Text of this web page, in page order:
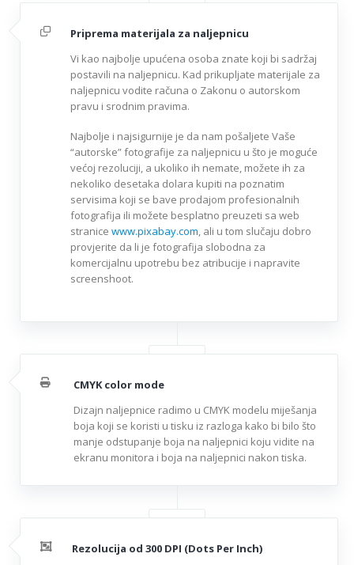
Priprema materijala za naljepnicu
Vi kao najbolje upućena osoba znate koji bi sadržaj
postavili na naljepnicu. Kad prikupljate materijale za
naljepnicu vodite računa o Zakonu o autorskom
pravu i srodnim pravima.
Najbolje i najsigurnije je da nam pošaljete Vaše
“autorske” fotografije za naljepnicu u što je moguće
većoj rezoluciji, a ukoliko ih nemate, možete ih za
nekoliko desetaka dolara kupiti na poznatim
servisima koji se bave prodajom profesionalnih
fotografija ili možete besplatno preuzeti sa web
stranice www.pixabay.com, ali u tom slučaju dobro
provjerite da li je fotografija slobodna za
komercijalnu upotrebu bez atribucije i napravite
screenshoot.
CMYK color mode
Dizajn naljepnice radimo u CMYK modelu miješanja
boja koji se koristi u tisku iz razloga kako bi bilo što
manje odstupanje boja na naljepnici koju vidite na
ekranu monitora i boja na naljepnici nakon tiska.
Rezolucija od 300 DPI (Dots Per Inch)